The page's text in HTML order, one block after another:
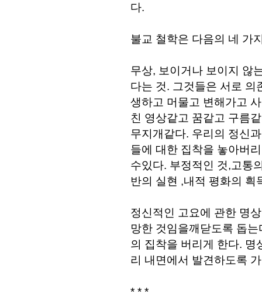
다.
불교 철학은 다음의 네 가
무상, 보이거나 보이지 않
다는 것. 그것들은 서로 의
생하고 머물고 변해가고
친 영상같고 꿈같고 구름
무지개같다. 우리의 정신
들에 대한 집착을 놓아버
수있다. 부정적인 것,고통
반의 실현 ,내적 평화의 흭
정신적인 고요에 관한 명
망한 것임을깨닫도록 돕
의 집착을 버리게 한다. 명
리 내면에서 발견하도록
* * *